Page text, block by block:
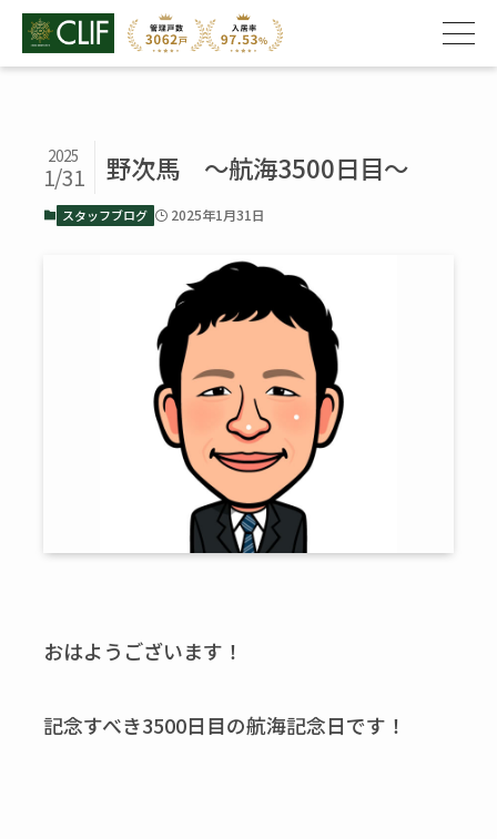
野次馬 ～航海3500日目～
2025
1/31
スタッフブログ 2025年1月31日
おはようございます！
記念すべき3500日目の航海記念日です！